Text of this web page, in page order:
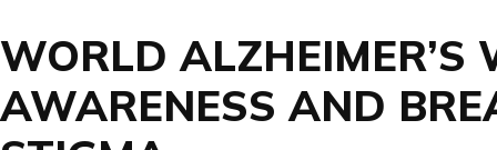
WORLD ALZHEIMER’S
AWARENESS AND